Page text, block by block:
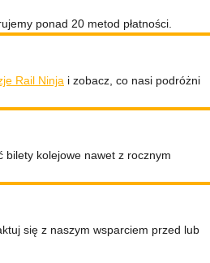
ponad 20 metod płatności.
Rail Ninja i zobacz, co nasi podróżni
bilety kolejowe nawet z rocznym
się z naszym wsparciem przed lub